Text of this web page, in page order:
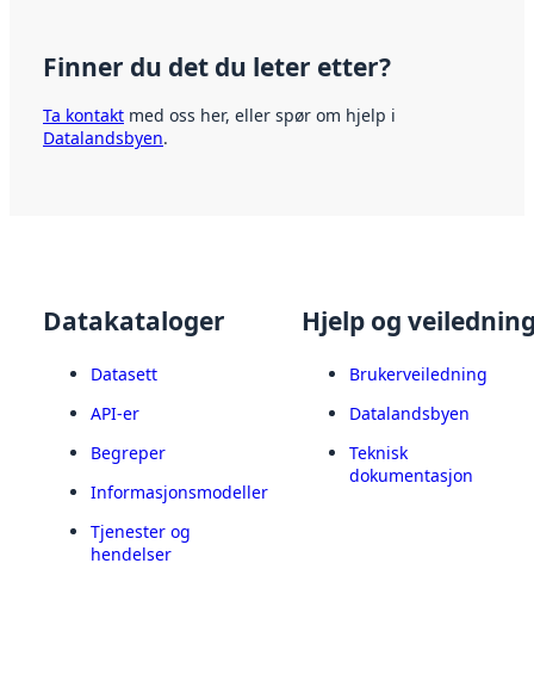
Finner du det du leter etter?
Ta kontakt med oss her, eller spør om hjelp i
Datalandsbyen.
Datakataloger
Datasett
API-er
Begreper
Informasjonsmodeller
Tjenester og
hendelser
Hjelp og
Brukerveiledning
Datalandsbyen
Teknisk
dokumentasjon